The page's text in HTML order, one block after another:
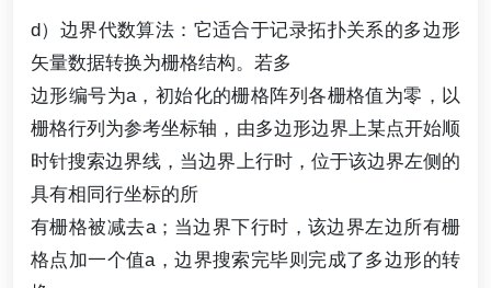
d）边界代数算法：它适合于记录拓扑关系的多边形
矢量数据转换为栅格结构。若多
边形编号为a，初始化的栅格阵列各栅格值为零，以
栅格行列为参考坐标轴，由多边形边界上某点开始顺
时针搜索边界线，当边界上行时，位于该边界左侧的
具有相同行坐标的所
有栅格被减去a；当边界下行时，该边界左边所有栅
格点加一个值a，边界搜索完毕则完成了多边形的转